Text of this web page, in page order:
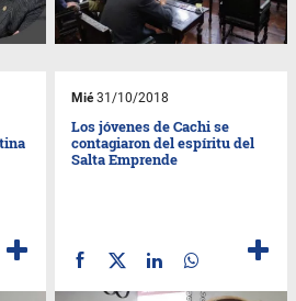
Mié31/10/2018
Los jóvenes de Cachi se
contagiaron del espíritu del
Salta Emprende